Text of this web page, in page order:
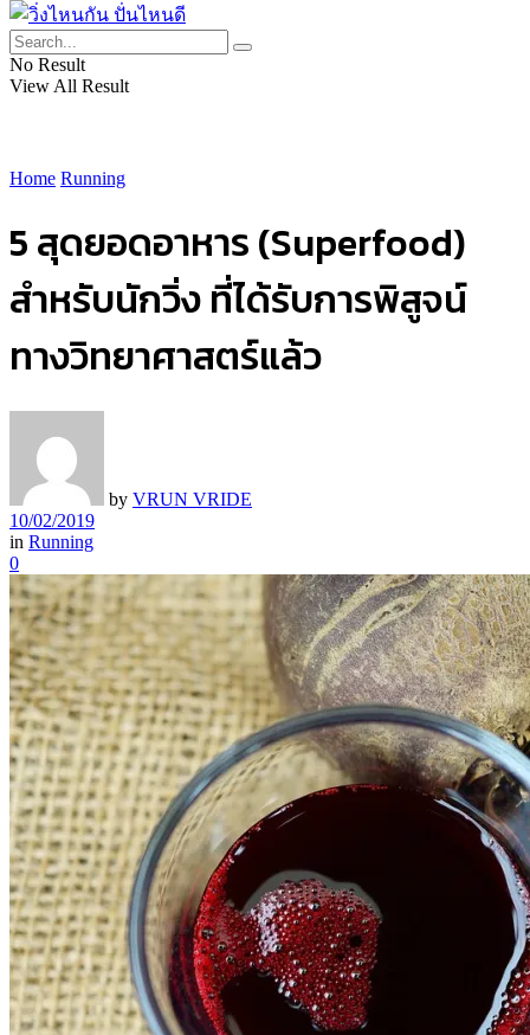
No Result
View All Result
Home Running
5 สุดยอดอาหาร (Superfood)
สำหรับนักวิ่ง ที่ได้รับการพิสูจน์
ทางวิทยาศาสตร์แล้ว
by VRUN VRIDE
10/02/2019
in Running
0